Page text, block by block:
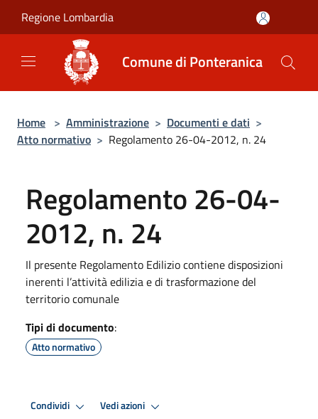
Regione Lombardia
Comune di Ponteranica
Home > Amministrazione > Documenti e dati >
Atto normativo > Regolamento 26-04-2012, n. 24
Regolamento 26-04-
2012, n. 24
Il presente Regolamento Edilizio contiene disposizioni
inerenti l’attività edilizia e di trasformazione del
territorio comunale
Tipi di documento:
Atto normativo
Condividi Vedi azioni